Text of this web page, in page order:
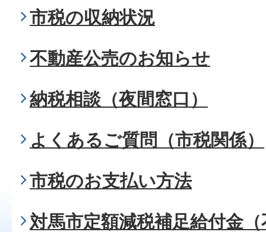
市税の収納状況
不動産公売のお知らせ
納税相談（夜間窓口）
よくあるご質問（市税関係）
市税のお支払い方法
対馬市定額減税補足給付金